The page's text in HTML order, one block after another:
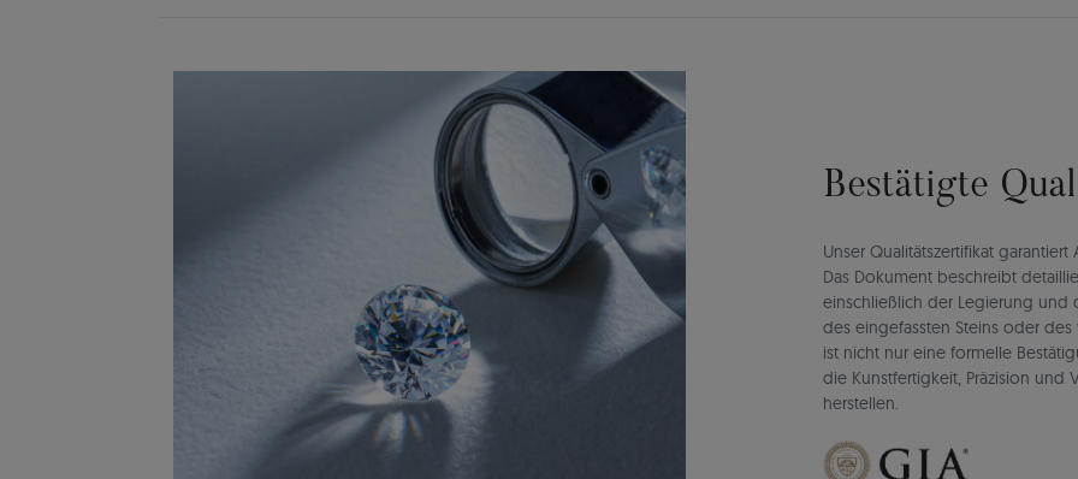
Bestätigte
Unser Qualitätszertifikat
Das Dokument beschreibt
einschließlich der Legierung und
des eingefassten Steins oder des
ist nicht nur eine formelle
die Kunstfertigkeit, Präzision und
herstellen.